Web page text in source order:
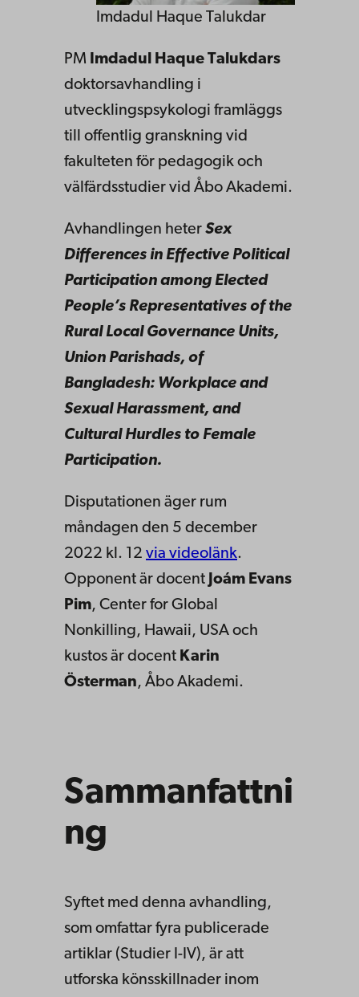
Imdadul Haque Talukdar
PM Imdadul Haque Talukdars
doktorsavhandling i
utvecklingspsykologi framläggs
till offentlig granskning vid
fakulteten för pedagogik och
välfärdsstudier vid Åbo Akademi.
Avhandlingen heter Sex
Differences in Effective Political
Participation among Elected
People’s Representatives of the
Rural Local Governance Units,
Union Parishads, of
Bangladesh: Workplace and
Sexual Harassment, and
Cultural Hurdles to Female
Participation.
Disputationen äger rum
måndagen den 5 december
2022 kl. 12 via videolänk.
Opponent är docent Joám Evans
Pim, Center for Global
Nonkilling, Hawaii, USA och
kustos är docent Karin
Österman, Åbo Akademi.
Sammanfattni
ng
Syftet med denna avhandling,
som omfattar fyra publicerade
artiklar (Studier I-IV), är att
utforska könsskillnader inom